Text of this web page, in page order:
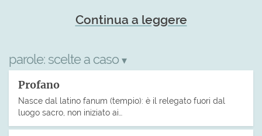
Continua a leggere
parole: scelte a caso ▾
Profano
Nasce dal latino fanum (tempio): è il relegato fuori dal
luogo sacro, non iniziato ai…